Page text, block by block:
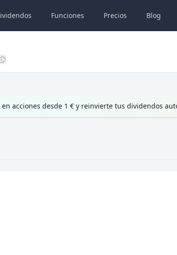
Funciones Precios Blog
acciones desde 1 € y reinvierte tus dividendos